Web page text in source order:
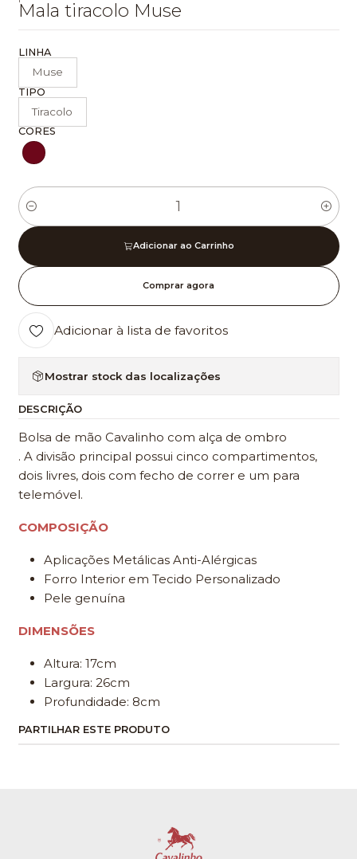
Mala tiracolo Muse
LINHA
Muse
TIPO
Tiracolo
CORES
Quantidade
Adicionar ao Carrinho
Comprar agora
Adicionar à lista de favoritos
Mostrar stock das localizações
DESCRIÇÃO
Bolsa de mão Cavalinho com alça de ombro
. A divisão principal possui cinco compartimentos,
dois livres, dois com fecho de correr e um para
telemóvel.
COMPOSIÇÃO
Aplicações Metálicas Anti-Alérgicas
Forro Interior em Tecido Personalizado
Pele genuína
DIMENSÕES
Altura: 17cm
Largura: 26cm
Profundidade: 8cm
PARTILHAR ESTE PRODUTO